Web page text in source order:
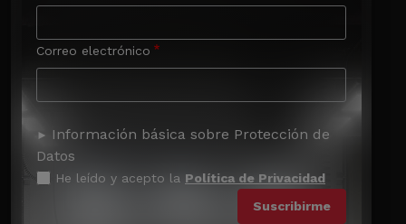
Correo electrónico
Información básica sobre Protección de
Datos
He leído y acepto la Política de Privacidad